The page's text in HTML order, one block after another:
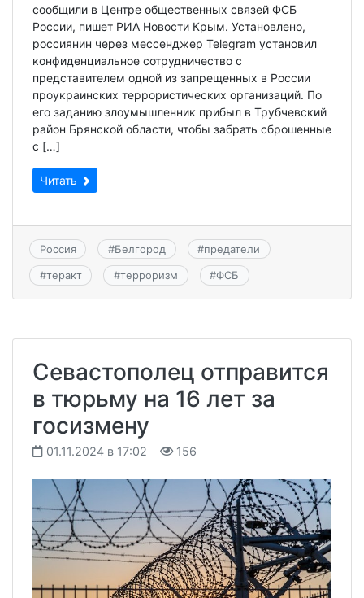
сообщили в Центре общественных связей ФСБ
России, пишет РИА Новости Крым. Установлено,
россиянин через мессенджер Telegram установил
конфиденциальное сотрудничество с
представителем одной из запрещенных в России
проукраинских террористических организаций. По
его заданию злоумышленник прибыл в Трубчевский
район Брянской области, чтобы забрать сброшенные
с […]
Читать
Россия #Белгород #предатели
#теракт #терроризм #ФСБ
Севастополец отправится
в тюрьму на 16 лет за
госизмену
01.11.2024 в 17:02 156